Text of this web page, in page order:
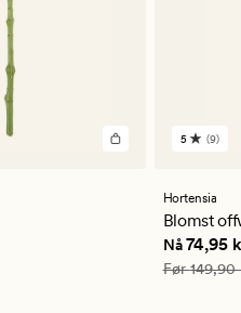
9
en
på
5
5 (9)
Hortensia
Blomst
Nå 74,95
Vanlig pris
Før149,90